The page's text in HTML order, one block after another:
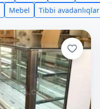
Mebel Tibbi avadanlıqlar